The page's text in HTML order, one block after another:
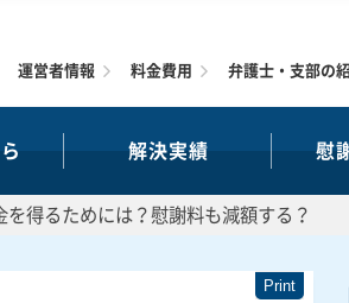
解決実績 慰
運営者情報 料金費用 弁護士・支部の
得るためには？慰謝料も減額する？